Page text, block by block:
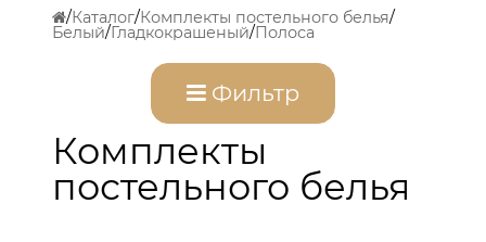
Каталог Комплекты постельного белья
Белый Гладкокрашеный Полоса
Фильтр
Комплекты
постельного белья